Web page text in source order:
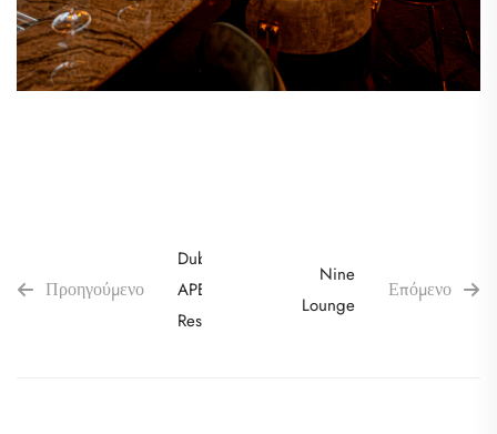
Προηγούμενο
Dubai
APE
Restaurant
Επόμενο
Nine
Lounge